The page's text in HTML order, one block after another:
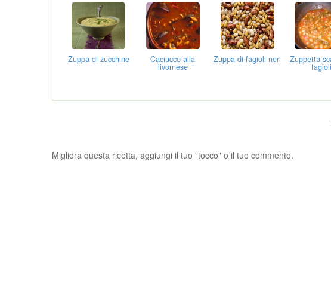
Zuppa di zucchine Caciucco alla
livornese
Zuppa di fagioli neri Zuppetta
fagioli
Migliora questa ricetta, aggiungi il tuo "tocco" o il tuo commento.